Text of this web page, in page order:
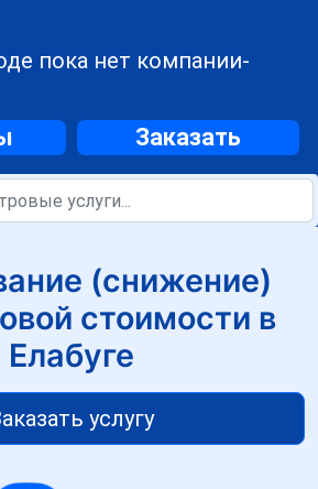
пока нет компании-
Заказать
(снижение)
стоимости в
Елабуге
услугу